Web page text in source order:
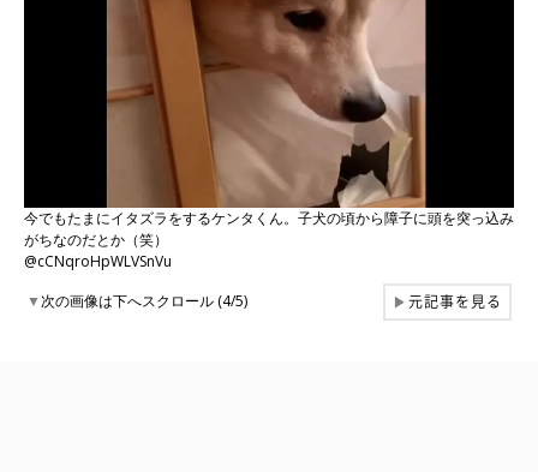
今でもたまにイタズラをするケンタくん。子犬の頃から障子に頭を突っ込み
がちなのだとか（笑）
@cCNqroHpWLVSnVu
▼次の画像は下へスクロール (4/5) ▶元記事を見る